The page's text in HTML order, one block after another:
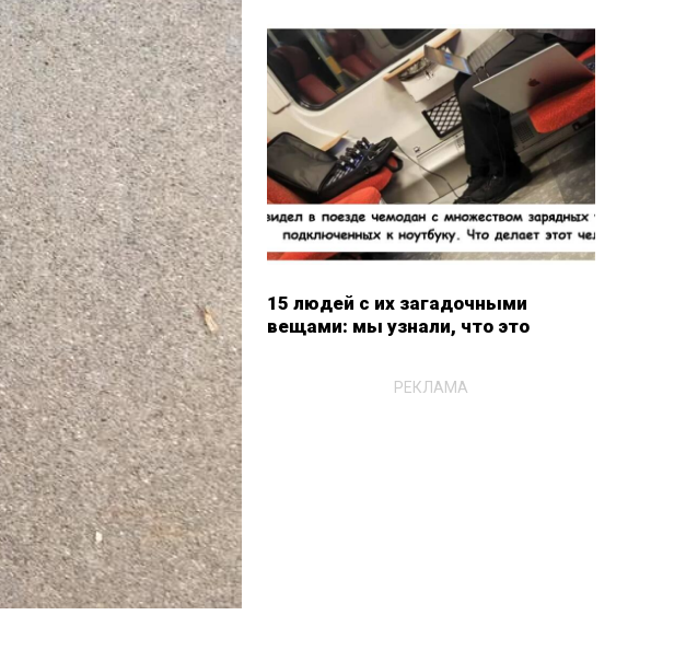
15 людей с их загадочными
вещами: мы узнали, что это
РЕКЛАМА